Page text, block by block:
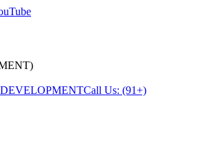
Call Us: (91+)